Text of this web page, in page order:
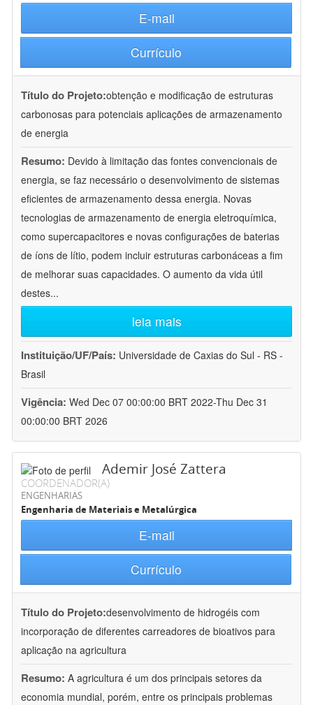
E-mail
Currículo
Título do Projeto:obtenção e modificação de estruturas
carbonosas para potenciais aplicações de armazenamento
de energia
Resumo: Devido à limitação das fontes convencionais de
energia, se faz necessário o desenvolvimento de sistemas
eficientes de armazenamento dessa energia. Novas
tecnologias de armazenamento de energia eletroquímica,
como supercapacitores e novas configurações de baterias
de íons de lítio, podem incluir estruturas carbonáceas a fim
de melhorar suas capacidades. O aumento da vida útil
destes...
leia mais
Instituição/UF/País: Universidade de Caxias do Sul - RS -
Brasil
Vigência: Wed Dec 07 00:00:00 BRT 2022-Thu Dec 31
00:00:00 BRT 2026
Ademir José Zattera
COORDENADOR(A)
ENGENHARIAS
Engenharia de Materiais e Metalúrgica
E-mail
Currículo
Título do Projeto:desenvolvimento de hidrogéis com
incorporação de diferentes carreadores de bioativos para
aplicação na agricultura
Resumo: A agricultura é um dos principais setores da
economia mundial, porém, entre os principais problemas